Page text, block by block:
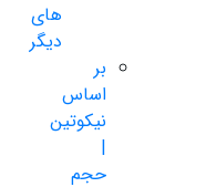
های
دیگر
بر
اساس
نیکوتین
|
حجم